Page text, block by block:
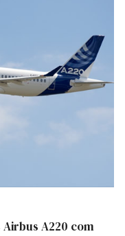
A220 com